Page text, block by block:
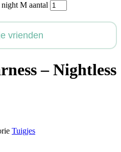
M aantal
vrienden
– Nightless
Tuigjes